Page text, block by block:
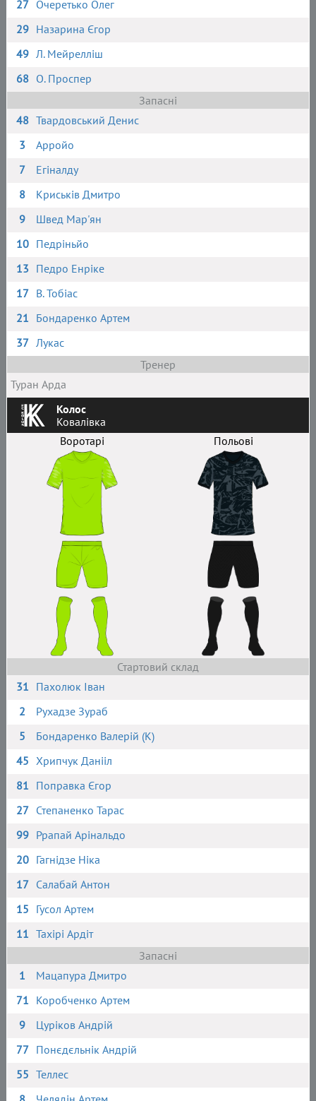
27 Очеретько Олег
29 Назарина Єгор
49 Л. Мейрелліш
68 О. Проспер
Запасні
48 Твардовський Денис
3
Арройо
7
Егіналду
8
Криськів Дмитро
9
Швед Мар'ян
10 Педріньйо
13 Педро Енріке
17 В. Тобіас
21 Бондаренко Артем
37 Лукас
Тренер
Туран Арда
Колос
Ковалівка
Воротарі
Польові
Стартовий склад
31 Пахолюк Іван
2
Рухадзе Зураб
5
Бондаренко Валерій (К)
45 Хрипчук Данііл
81 Поправка Єгор
27 Степаненко Тарас
99 Ррапай Арінальдо
20 Гагнідзе Ніка
17 Салабай Антон
15 Гусол Артем
11 Тахірі Ардіт
Запасні
1
Мацапура Дмитро
71 Коробченко Артем
9
Цуріков Андрій
77 Понєдєльнік Андрій
55 Теллес